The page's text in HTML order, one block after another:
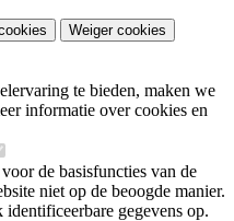
Weiger cookies
te bieden, maken we
informatie over cookies en
de basisfuncties van de
niet op de beoogde manier.
gegevens op.